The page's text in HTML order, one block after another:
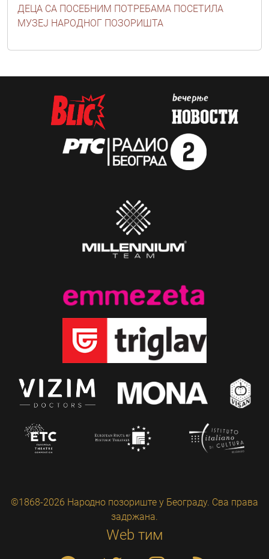
ДЕЦА СА ПОСЕБНИМ ПОТРЕБАМА ПОСЕТИЛА
МУЗЕЈ НАРОДНОГ ПОЗОРИШТА
©1868-2026 Народно позориште у Београду. Сва права
задржана.
Web тим